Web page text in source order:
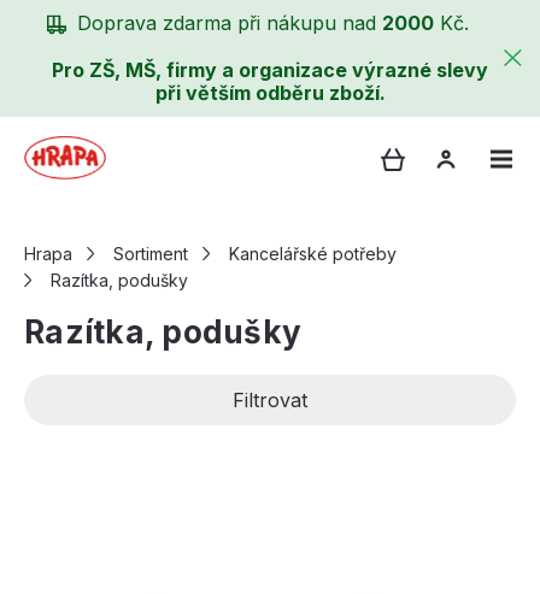
Doprava zdarma při nákupu nad 2000 Kč.
Pro ZŠ, MŠ, firmy a organizace výrazné slevy
při větším odběru zboží.
Hrapa Sortiment
Kancelářské potřeby
Razítka, podušky
Razítka, podušky
Filtrovat